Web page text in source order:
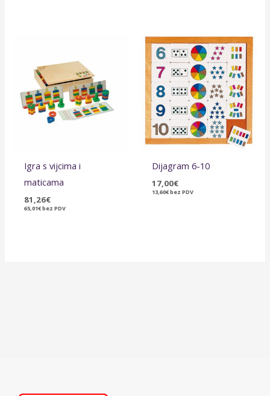
Igra s vijcima i
maticama
81,26€
65,01€bez PDV
Dijagram 6-10
17,00€
13,60€bez PDV